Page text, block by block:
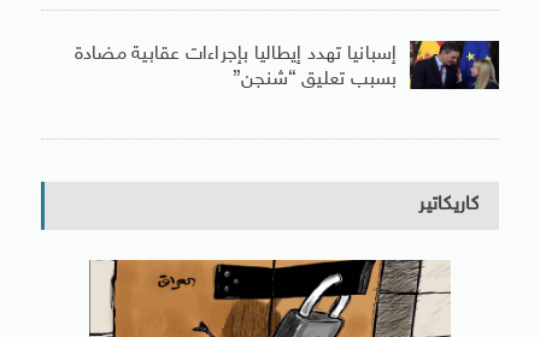
إسبانيا تهدد إيطاليا بإجراءات عقابية مضادة
بسبب تعليق “شنجن”
كاريكاتير